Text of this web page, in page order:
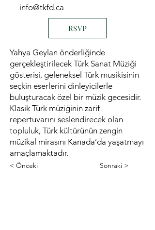
info@tkfd.ca
RSVP
Yahya Geylan önderliğinde
gerçekleştirilecek Türk Sanat Müziği
gösterisi, geleneksel Türk musikisinin
seçkin eserlerini dinleyicilerle
buluşturacak özel bir müzik gecesidir.
Klasik Türk müziğinin zarif
repertuvarını seslendirecek olan
topluluk, Türk kültürünün zengin
müzikal mirasını Kanada’da yaşatmayı
amaçlamaktadır.
< Önceki Sonraki >